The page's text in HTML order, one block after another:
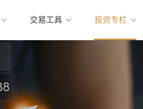
交易工具 投资专栏